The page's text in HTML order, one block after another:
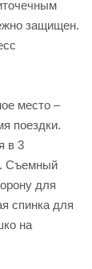
защищен.
место –
поездки.
в 3
Съемный
для
спинка для
на